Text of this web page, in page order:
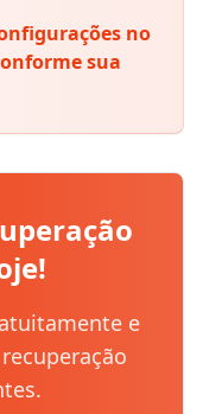
no
sua
e